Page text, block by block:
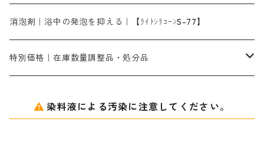
片羽刷毛
シルクフィックス３A｜絹の染料定着向上剤
ソーダ灰
染料溶解剤
セレナゾールPDN｜各種染料の染料溶解剤
化学糊（PVA）
防腐剤｜アルカリ性
部分脱色｜デグロリンSコンク
メイプロガムNP｜にじみ防止剤
アミラヂンD｜浸透・複色抑制剤
捺染糊
メイプロガムNP（綿・麻・絹用｜直接・酸性・含金染料用）
白場汚染防止剤｜ソーピング剤｜水洗する際の再汚染防止剤
ア行
カ行
消泡剤｜浴中の発泡を抑える｜【ﾗｲﾄｼﾘｺｰﾝS-77】
特別価格｜在庫数量調整品・処分品
染料液による汚染に注意してください。